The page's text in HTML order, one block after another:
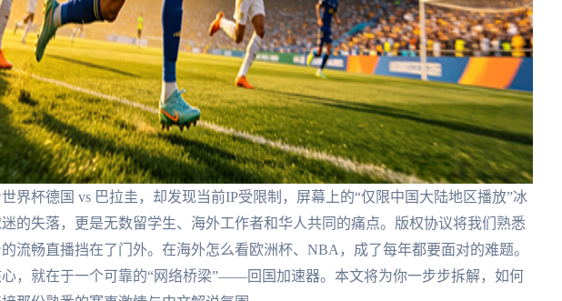
界杯德国 vs 巴拉圭，却发现当前IP受限制，屏幕上的“仅限中国大陆地区播放”冰
的失落，更是无数留学生、海外工作者和华人共同的痛点。版权协议将我们熟悉
流畅直播挡在了门外。在海外怎么看欧洲杯、NBA，成了每年都要面对的难题。
，就在于一个可靠的“网络桥梁”——回国加速器。本文将为你一步步拆解，如何